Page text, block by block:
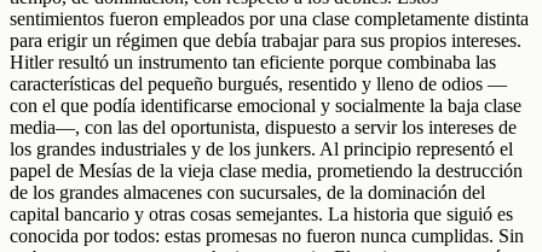
sentimientos fueron empleados por una clase completamente distinta
para erigir un régimen que debía trabajar para sus propios intereses.
Hitler resultó un instrumento tan eficiente porque combinaba las
características del pequeño burgués, resentido y lleno de odios —
con el que podía identificarse emocional y socialmente la baja clase
media—, con las del oportunista, dispuesto a servir los intereses de
los grandes industriales y de los junkers. Al principio representó el
papel de Mesías de la vieja clase media, prometiendo la destrucción
de los grandes almacenes con sucursales, de la dominación del
capital bancario y otras cosas semejantes. La historia que siguió es
conocida por todos: estas promesas no fueron nunca cumplidas. Sin